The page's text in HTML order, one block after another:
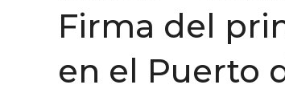
Firma del
en el Puerto